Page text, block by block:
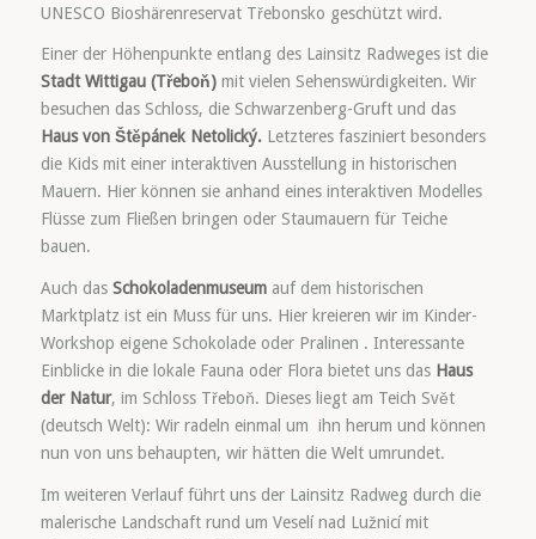
UNESCO Bioshärenreservat Třebonsko geschützt wird.
Einer der Höhenpunkte entlang des Lainsitz Radweges ist die
Stadt Wittigau (Třeboň)mit vielen Sehenswürdigkeiten. Wir
besuchen das Schloss, die Schwarzenberg-Gruft und das
Haus von Štěpánek Netolický.Letzteres fasziniert besonders
die Kids mit einer interaktiven Ausstellung in historischen
Mauern. Hier können sie anhand eines interaktiven Modelles
Flüsse zum Fließen bringen oder Staumauern für Teiche
bauen.
Auch das Schokoladenmuseumauf dem historischen
Marktplatz ist ein Muss für uns. Hier kreieren wir im Kinder-
Workshop eigene Schokolade oder Pralinen . Interessante
Einblicke in die lokale Fauna oder Flora bietet uns das Haus
der Natur, im Schloss Třeboň. Dieses liegt am Teich Svět
(deutsch Welt): Wir radeln einmal um ihn herum und können
nun von uns behaupten, wir hätten die Welt umrundet.
Im weiteren Verlauf führt uns der Lainsitz Radweg durch die
malerische Landschaft rund um Veselí nad Lužnicí mit